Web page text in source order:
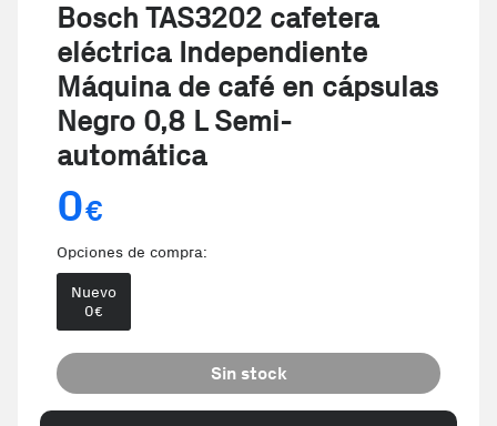
Bosch TAS3202 cafetera
eléctrica Independiente
Máquina de café en cápsulas
Negro 0,8 L Semi-
automática
0€
Opciones de compra:
Nuevo
0€
Sin stock